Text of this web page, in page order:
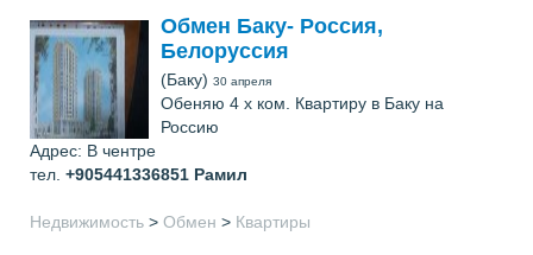
Обмен Баку- Россия,
Белоруссия
(Баку) 30 апреля
Обеняю 4 х ком. Квартиру в Баку на
Россию
Адрес: В чентре
тел. +905441336851 Рамил
Недвижимость > Обмен > Квартиры